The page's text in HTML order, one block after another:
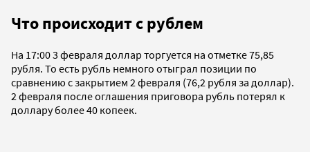
Что происходит с рублем
На 17:00 3 февраля доллар торгуется на отметке 75,85
рубля. То есть рубль немного отыграл позиции по
сравнению с закрытием 2 февраля (76,2 рубля за доллар).
2 февраля после оглашения приговора рубль потерял к
доллару более 40 копеек.